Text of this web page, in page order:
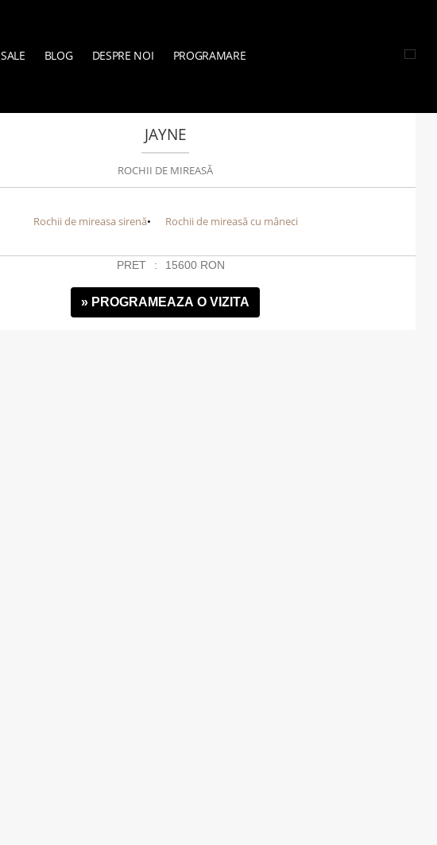
SALE BLOG DESPRE NOI PROGRAMARE
JAYNE
ROCHII DE MIREASĂ
Rochii de mireasa sirenă Rochii de mireasă cu mâneci
PRET 15600 RON
» PROGRAMEAZA O VIZITA